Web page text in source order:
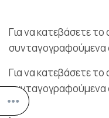
Για να κατεβάσετε το
Για να κατεβάσετε το